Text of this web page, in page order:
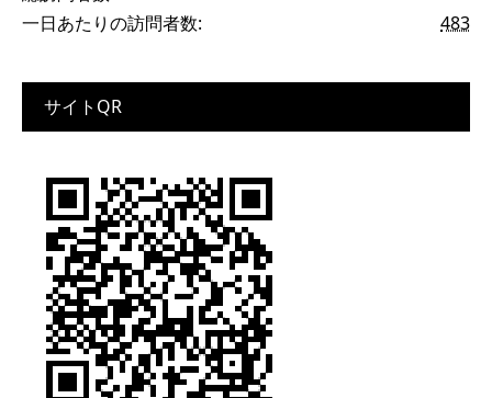
483
一日あたりの訪問者数:
サイトQR